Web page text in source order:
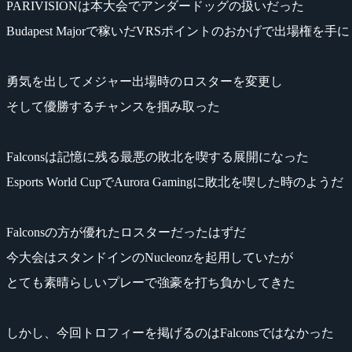
PARIVISIONは本大会でアンダードッグの扱いだった
Budapest Majorで稼いだVRSポイントのおかげで出場権を手
勇気を出してメジャー出場時のロスターを変更し
そして優勝するチャンスを掴み取った
Falconsは記憶に残る最悪の敗北を喫する展開になった
Esports World CupでAurora Gamingに敗北を喫した時のようだ
Falconsの方が優れたロスターだったはずだ
今大会はスタンドインのNucleonzを起用していたが
とても素晴らしいプレーで強豪を打ち負かしてきた
しかし、今回トロフィーを掲げるのはFalconsではなかった